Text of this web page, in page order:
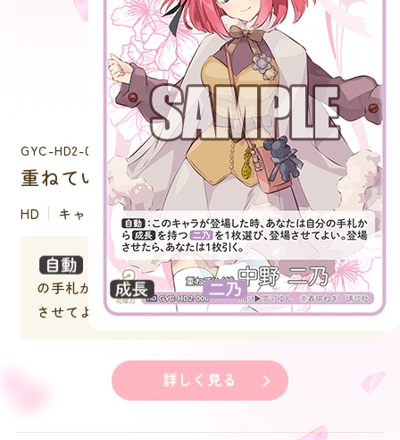
GYC-HD2-006
重ねていく絆 中野 二乃
HD キャラクター
：このキャラが登場した時、あなたは自分
の手札から
を持つ
を１枚選び、登場
させてよい。登場させたら、あなたは１枚引く。
詳しく見る